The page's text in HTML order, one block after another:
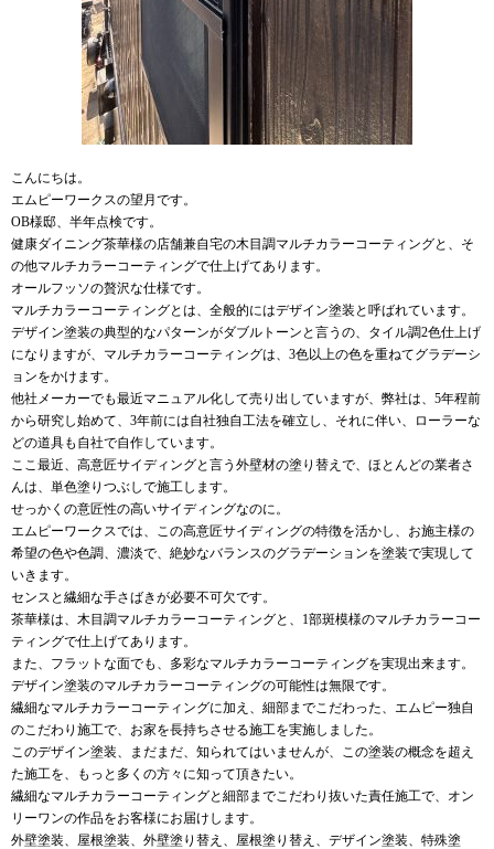
こんにちは。
エムピーワークスの望月です。
OB様邸、半年点検です。
健康ダイニング茶華様の店舗兼自宅の木目調マルチカラーコーティングと、そ
の他マルチカラーコーティングで仕上げてあります。
オールフッソの贅沢な仕様です。
マルチカラーコーティングとは、全般的にはデザイン塗装と呼ばれています。
デザイン塗装の典型的なパターンがダブルトーンと言うの、タイル調2色仕上げ
になりますが、マルチカラーコーティングは、3色以上の色を重ねてグラデーシ
ョンをかけます。
他社メーカーでも最近マニュアル化して売り出していますが、弊社は、5年程前
から研究し始めて、3年前には自社独自工法を確立し、それに伴い、ローラーな
どの道具も自社で自作しています。
ここ最近、高意匠サイディングと言う外壁材の塗り替えで、ほとんどの業者さ
んは、単色塗りつぶしで施工します。
せっかくの意匠性の高いサイディングなのに。
エムピーワークスでは、この高意匠サイディングの特徴を活かし、お施主様の
希望の色や色調、濃淡で、絶妙なバランスのグラデーションを塗装で実現して
いきます。
センスと繊細な手さばきが必要不可欠です。
茶華様は、木目調マルチカラーコーティングと、1部斑模様のマルチカラーコー
ティングで仕上げてあります。
また、フラットな面でも、多彩なマルチカラーコーティングを実現出来ます。
デザイン塗装のマルチカラーコーティングの可能性は無限です。
繊細なマルチカラーコーティングに加え、細部までこだわった、エムピー独自
のこだわり施工で、お家を長持ちさせる施工を実施しました。
このデザイン塗装、まだまだ、知られてはいませんが、この塗装の概念を超え
た施工を、もっと多くの方々に知って頂きたい。
繊細なマルチカラーコーティングと細部までこだわり抜いた責任施工で、オン
リーワンの作品をお客様にお届けします。
外壁塗装、屋根塗装、外壁塗り替え、屋根塗り替え、デザイン塗装、特殊塗